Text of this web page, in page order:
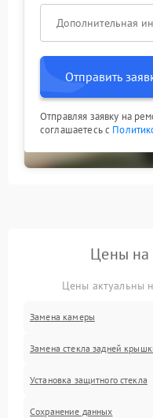
Отправить
Отправляя заявку на
соглашаетесь с
Цены на
Цены актуальны
Замена камеры
Замена стекла задней
Установка защитного стекла
Сохранение данных